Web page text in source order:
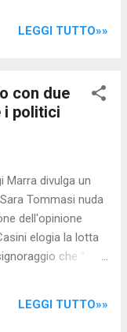
e le collusioni con
chiudere le
per aver
cosche di
accettato di
anche
pretesi dai
e alle forniture di
sono...
LEGGI TUTTO»»
con due
i politici
divulga un
Tommasi nuda
dell'opinione
elogia la lotta
che "
Il video
LEGGI TUTTO»»